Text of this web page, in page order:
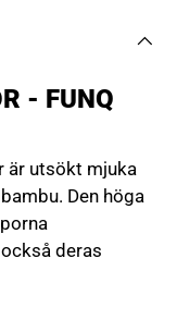
- FUNQ
är utsökt mjuka
Den höga
deras